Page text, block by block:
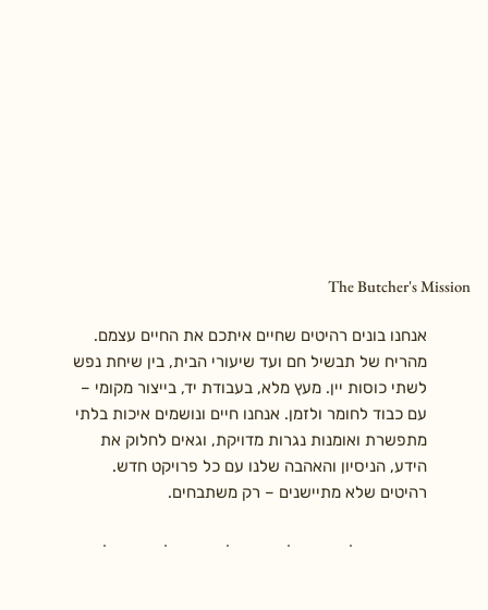
The Butcher's Mission
אנחנו בונים רהיטים שחיים איתכם את החיים עצמם.
מהריח של תבשיל חם ועד שיעורי הבית, בין שיחת נפש
לשתי כוסות יין. מעץ מלא, בעבודת יד, בייצור מקומי –
עם כבוד לחומר ולזמן. אנחנו חיים ונושמים איכות בלתי
מתפשרת ואומנות נגרות מדויקת, וגאים לחלוק את
הידע, הניסיון והאהבה שלנו עם כל פרויקט חדש.
רהיטים שלא מתיישנים – רק משתבחים.